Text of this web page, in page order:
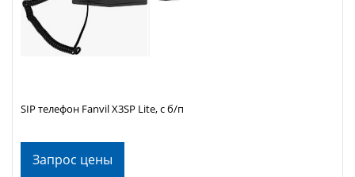
Запрос цены
SIP телефон Fanvil X3SP Lite, с б/п